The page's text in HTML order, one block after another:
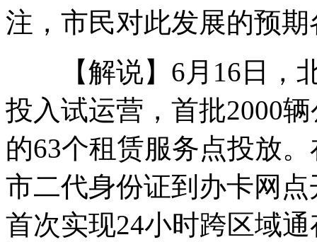
深圳城管局回应"路现乞丐扣分"
李小璐陈龙两对新人本周完婚
注，市民对此发展的预
【解说】6月16日，北
投入试运营，首批2000
的63个租赁服务点投放
市二代身份证到办卡网
首次实现24小时跨区域